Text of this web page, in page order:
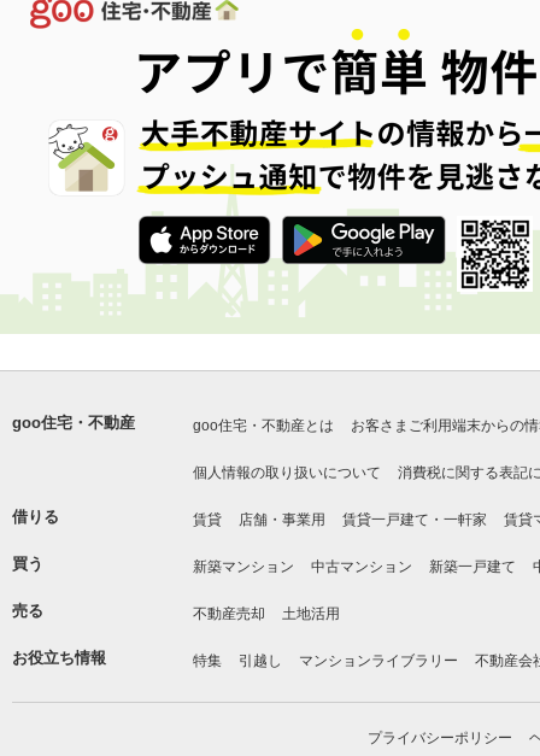
goo住宅・不動産 goo住宅・不動産とは お客さまご利用端末からの
個人情報の取り扱いについて 消費税に関する表記
借りる 賃貸 店舗・事業用 賃貸一戸建て・一軒家 賃貸
買う 新築マンション 中古マンション 新築一戸建て
売る 不動産売却 土地活用
お役立ち情報 特集 引越し マンションライブラリー 不動産会
プライバシーポリシー